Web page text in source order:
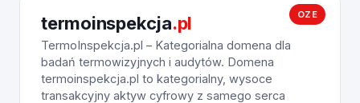
OZE
termoinspekcja.pl
TermoInspekcja.pl – Kategorialna domena dla
badań termowizyjnych i audytów. Domena
termoinspekcja.pl to kategorialny, wysoce
transakcyjny aktyw cyfrowy z samego serca